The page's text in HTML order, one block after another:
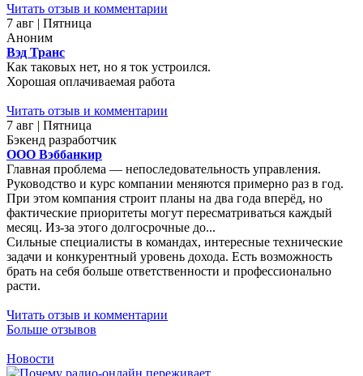
Читать отзыв и комментарии
7 авг | Пятница
Аноним
Вэд Транс
Как таковых нет, но я ток устроился.
Хорошая оплачиваемая работа
Читать отзыв и комментарии
7 авг | Пятница
Бэкенд разработчик
ООО Вэббанкир
Главная проблема — непоследовательность управления.
Руководство и курс компании меняются примерно раз в год.
При этом компания строит планы на два года вперёд, но
фактические приоритеты могут пересматриваться каждый
месяц. Из-за этого долгосрочные до...
Сильные специалисты в командах, интересные технические
задачи и конкурентный уровень дохода. Есть возможность
брать на себя больше ответственности и профессионально
расти.
Читать отзыв и комментарии
Больше отзывов
Новости